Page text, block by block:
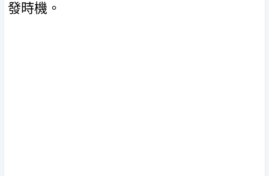
發時機。